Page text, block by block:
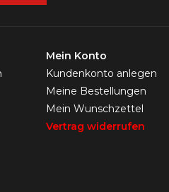
Mein Konto
Kundenkonto anlegen
Meine Bestellungen
Mein Wunschzettel
Vertrag widerrufen